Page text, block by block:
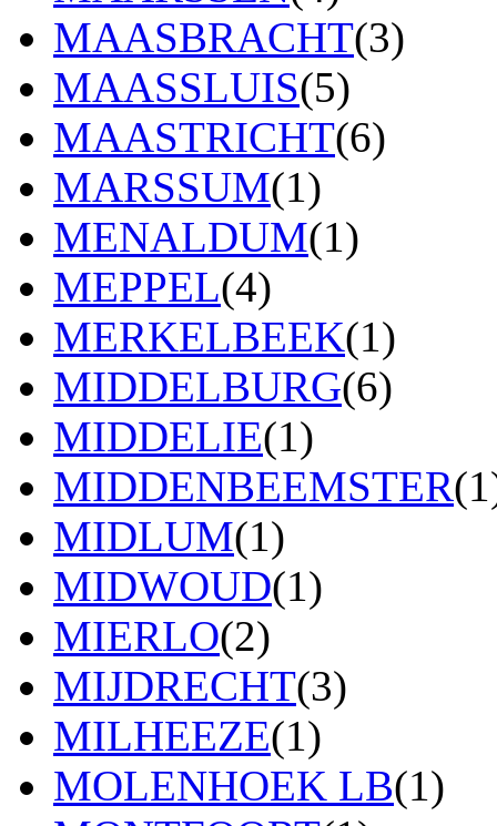
MAASBRACHT(3)
MAASSLUIS(5)
MAASTRICHT(6)
MARSSUM(1)
MENALDUM(1)
MEPPEL(4)
MERKELBEEK(1)
MIDDELBURG(6)
MIDDELIE(1)
MIDDENBEEMSTER
MIDLUM(1)
MIDWOUD(1)
MIERLO(2)
MIJDRECHT(3)
MILHEEZE(1)
MOLENHOEK LB(1)